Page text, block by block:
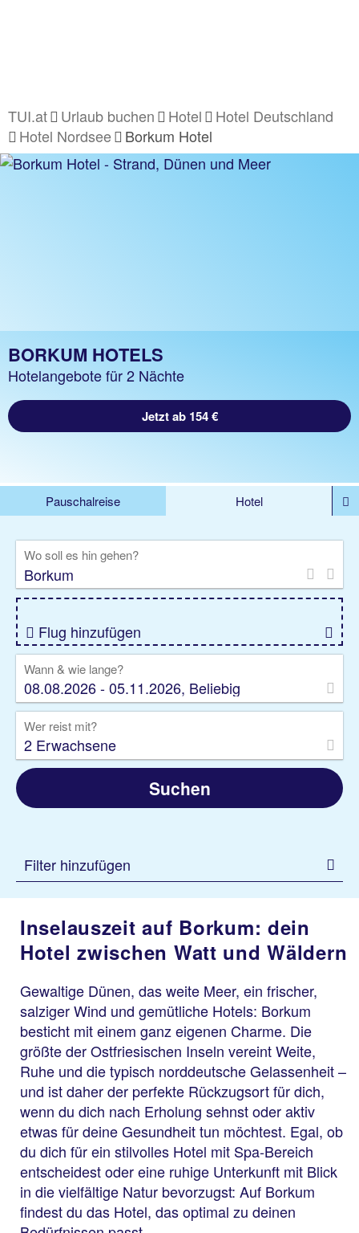
TUI.at Urlaub buchen Hotel
Hotel Deutschland
Hotel Nordsee
Borkum Hotel
BORKUM HOTELS
Hotelangebote für 2 Nächte
Jetzt ab 154 €
Pauschalreise
Hotel
Rundreise
Kreuzfahrt
Gruppenreise
Camper Privattransfer
Wo soll es hin gehen?
Flug hinzufügen
Wann & wie lange?
08.08.2026 - 05.11.2026, Beliebig
Wer reist mit?
2 Erwachsene
Suchen
Filter hinzufügen
Inselauszeit auf Borkum: dein
Hotel zwischen Watt und Wäldern
Gewaltige Dünen, das weite Meer, ein frischer,
salziger Wind und gemütliche Hotels: Borkum
besticht mit einem ganz eigenen Charme. Die
größte der Ostfriesischen Inseln vereint Weite,
Ruhe und die typisch norddeutsche Gelassenheit –
und ist daher der perfekte Rückzugsort für dich,
wenn du dich nach Erholung sehnst oder aktiv
etwas für deine Gesundheit tun möchtest. Egal, ob
du dich für ein stilvolles Hotel mit Spa-Bereich
entscheidest oder eine ruhige Unterkunft mit Blick
in die vielfältige Natur bevorzugst: Auf Borkum
findest du das Hotel, das optimal zu deinen